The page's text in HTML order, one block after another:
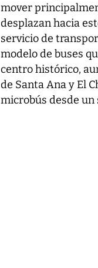
mover
desplazan hacia
servicio de
modelo de buses
centro histórico,
de Santa Ana y El
microbús desde